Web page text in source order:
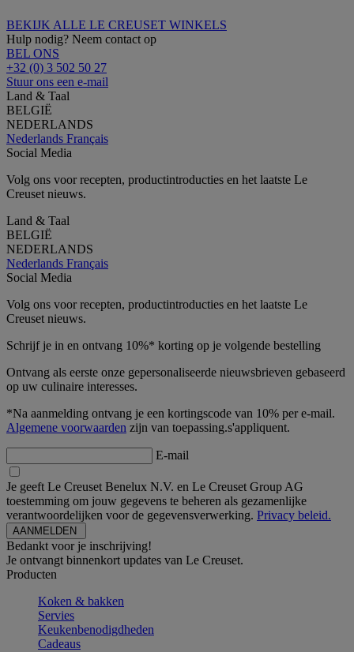
BEKIJK ALLE LE CREUSET WINKELS
Hulp nodig? Neem contact op
BEL ONS
+32 (0) 3 502 50 27
Stuur ons een e-mail
Land & Taal
BELGIË
NEDERLANDS
Nederlands Français
Social Media
Volg ons voor recepten, productintroducties en het laatste Le
Creuset nieuws.
Land & Taal
BELGIË
NEDERLANDS
Nederlands Français
Social Media
Volg ons voor recepten, productintroducties en het laatste Le
Creuset nieuws.
Schrijf je in en ontvang 10%* korting op je volgende bestelling
Ontvang als eerste onze gepersonaliseerde nieuwsbrieven gebaseerd
op uw culinaire interesses.
*Na aanmelding ontvang je een kortingscode van 10% per e-mail.
Algemene voorwaarden zijn van toepassing.s'appliquent.
E-mail
Je geeft Le Creuset Benelux N.V. en Le Creuset Group AG
toestemming om jouw gegevens te beheren als gezamenlijke
verantwoordelijken voor de gegevensverwerking. Privacy beleid.
Bedankt voor je inschrijving!
Je ontvangt binnenkort updates van Le Creuset.
Producten
Koken & bakken
Servies
Keukenbenodigdheden
Cadeaus